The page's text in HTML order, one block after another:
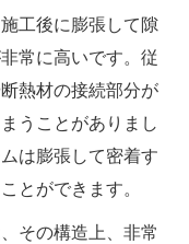
工後に膨張して隙
常に高いです。従
熱材の接続部分が
うことがありまし
は膨張して密着す
とができます。
その構造上、非常